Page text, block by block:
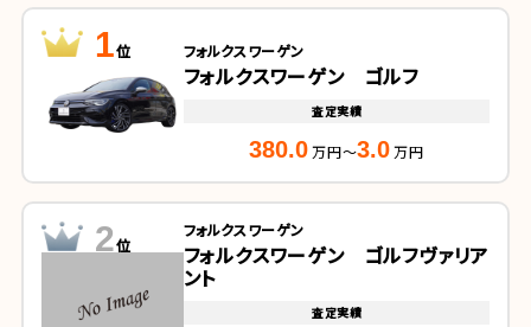
1位 フォルクスワーゲン
フォルクスワーゲン ゴルフ
査定実績
380.0 万円～3.0万円
2位
フォルクスワーゲン
フォルクスワーゲン ゴルフヴァリア
ント
査定実績